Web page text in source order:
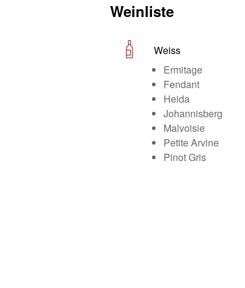
Weinliste
Weiss
Ermitage
Fendant
Heida
Johannisberg
Malvoisie
Petite Arvine
Pinot Gris